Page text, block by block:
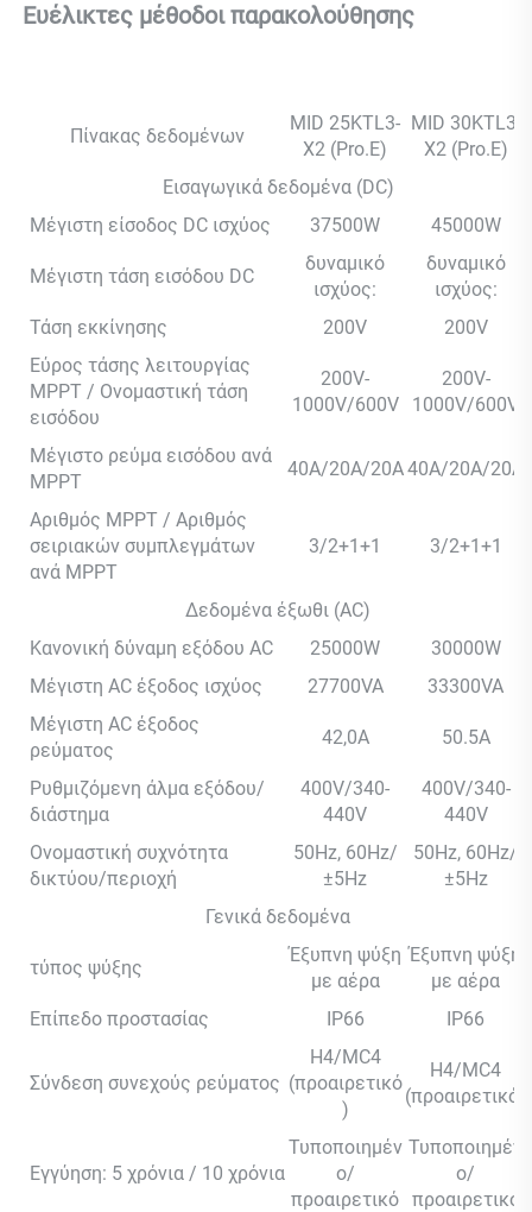
Ευέλικτες μέθοδοι παρακολούθησης
Πίνακας δεδομένων
MID 25KTL3-
X2 (Pro.E)
MID 30KTL3-
X2 (Pro.E)
Εισαγωγικά δεδομένα (DC)
Μέγιστη είσοδος DC ισχύος
37500W 45000W
Μέγιστη τάση εισόδου DC
δυναμικό
ισχύος:
δυναμικό
ισχύος:
Τάση εκκίνησης
200V
200V
Εύρος τάσης λειτουργίας
MPPT / Ονομαστική τάση
εισόδου
200V-
1000V/600V
200V-
1000V/600V
Μέγιστο ρεύμα εισόδου ανά
MPPT
40A/20A/20A40A/20A/20A
Αριθμός MPPT / Αριθμός
σειριακών συμπλεγμάτων
ανά MPPT
3/2+1+1 3/2+1+1
Δεδομένα έξωθι (AC)
Κανονική δύναμη εξόδου AC
25000W
30000W
Μέγιστη AC έξοδος ισχύος
27700VA
33300VA
Μέγιστη AC έξοδος
ρεύματος
42,0A 50.5A
Ρυθμιζόμενη άλμα εξόδου/
διάστημα
400V/340-
440V
400V/340-
440V
Ονομαστική συχνότητα
δικτύου/περιοχή
50Hz, 60Hz/
±5Hz
50Hz, 60Hz/
±5Hz
Γενικά δεδομένα
τύπος ψύξης
Έξυπνη ψύξη
με αέρα
Έξυπνη ψύξη
με αέρα
Επίπεδο προστασίας
IP66 IP66
Σύνδεση συνεχούς ρεύματος
H4/MC4
(προαιρετικό
)
H4/MC4
(προαιρετικό)
Εγγύηση: 5 χρόνια / 10 χρόνια
Τυποποιημέν
ο/
προαιρετικό
Τυποποιημέν
ο/
προαιρετικό